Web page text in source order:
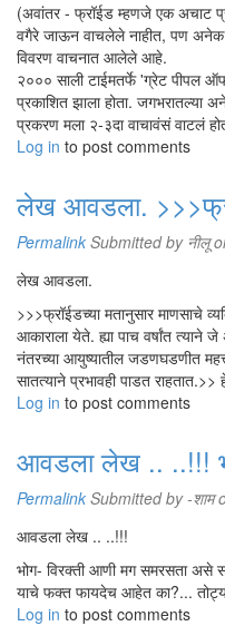
(अवांतर - फ्रॉईड म्हणजे एक अचाट
वगैरे जाऊन वाचलेले नाहीत, पण अनेक
विवरण वाचनात आलेले आहे.
२००० साली टाईमतर्फे 'ग्रेट पीपल
प्रकाशित झाला होता. जगभरातल्या
प्रकरण मला २-३दा वाचावंसं वाटलं
Log in to post comments
लेख आवडला.
Permalink Submitted by नीलू
लेख आवडला.
>>>फ्रॉईडच्या मतानुसार माणसाचे
आकाराला येते. ह्या पाच वर्षांत
नंतरच्या आयुष्यातील जडणघडणीत
सातत्याने प्रभावही पाडत
Log in to post comments
आवडला लेख .. ..!!!
Permalink Submitted by-शाम
आवडला लेख .. ..!!!
भोग- विरक्ती आणी मग समरसता असे
याचे फक्त फायदेच आहेत का?...
Log in to post comments